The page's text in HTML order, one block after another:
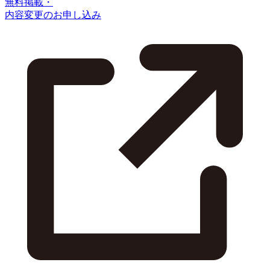
内容変更のお申し込み